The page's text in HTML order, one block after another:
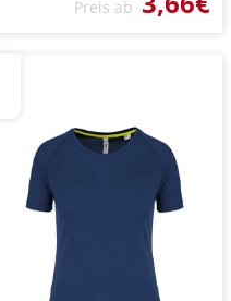
Preis ab